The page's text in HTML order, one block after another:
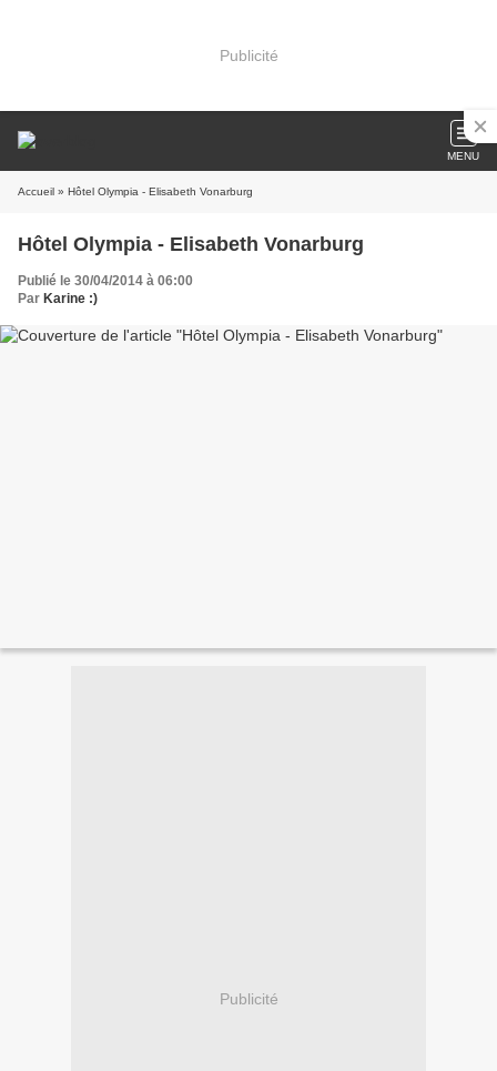
Publicité
MENU
Accueil » Hôtel Olympia - Elisabeth Vonarburg
Hôtel Olympia - Elisabeth Vonarburg
Publié le 30/04/2014 à 06:00
Par Karine :)
Publicité